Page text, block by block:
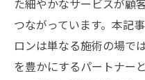
た細やかなサービスが顧
つながっています。本記
ロンは単なる施術の場で
を豊かにするパートナー